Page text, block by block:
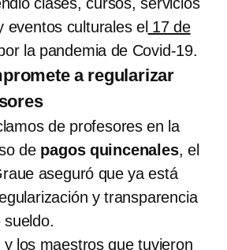
eventos culturales el 17 de
la pandemia de Covid-19.
a regularizar
de profesores en la
de pagos quincenales, el
aseguró que ya está
y transparencia
los maestros que tuvieron